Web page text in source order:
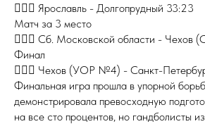
🤾🏻‍♂ Ярославль - Долгопрудный 33:23
Матч за 3 место
🤾🏻‍♂ Сб. Московской области -
Финал
🤾🏻‍♂ Чехов (УОР №4) - Санкт-
Финальная игра прошла в упорной
демонстрировала превосходную
на все сто процентов, но гандболисты